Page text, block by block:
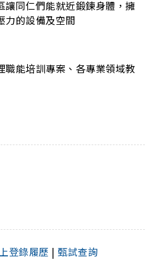
讓同仁們能就近鍛鍊身體，擁
力的設備及空間
職能培訓專案、各專業領域教
登錄履歷 |甄試查詢